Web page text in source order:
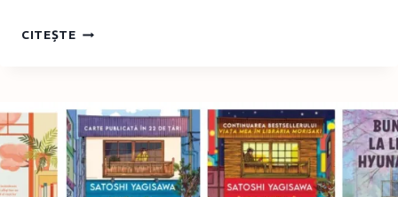
CITEȘTEMALALA
EDUCAŢIE
–
EDITURA
CARTEMMA